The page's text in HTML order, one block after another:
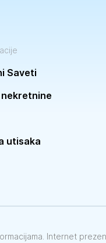
Saveti
nekretnine
utisaka
Internet